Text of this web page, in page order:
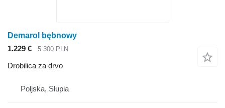
Demarol bębnowy
1.229 €
5.300 PLN
Drobilica za drvo
Poljska, Słupia